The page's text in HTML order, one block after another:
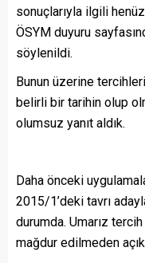
sonuçlarıyla ilgili henüz
ÖSYM duyuru
söylenildi.
Bunun üzerine
belirli bir tarihin olup
olumsuz yanıt aldık.
Daha önceki
2015/1’deki tavrı
durumda. Umarız
mağdur edilmeden